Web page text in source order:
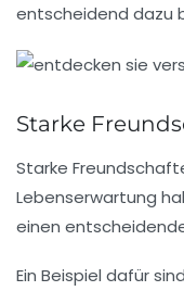
entscheidend dazu
Starke
Starke
Lebenserwartung
einen
Ein Beispiel dafür